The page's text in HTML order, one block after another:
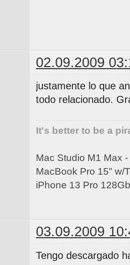
02.09.2009
justamente lo que
todo relacionado.
It's better to be a
Mac Studio M1 Max
MacBook Pro 15" w/
iPhone 13 Pro
03.09.2009
Tengo descargado